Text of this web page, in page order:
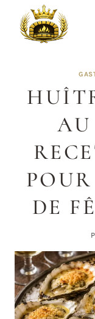
contenu
DE